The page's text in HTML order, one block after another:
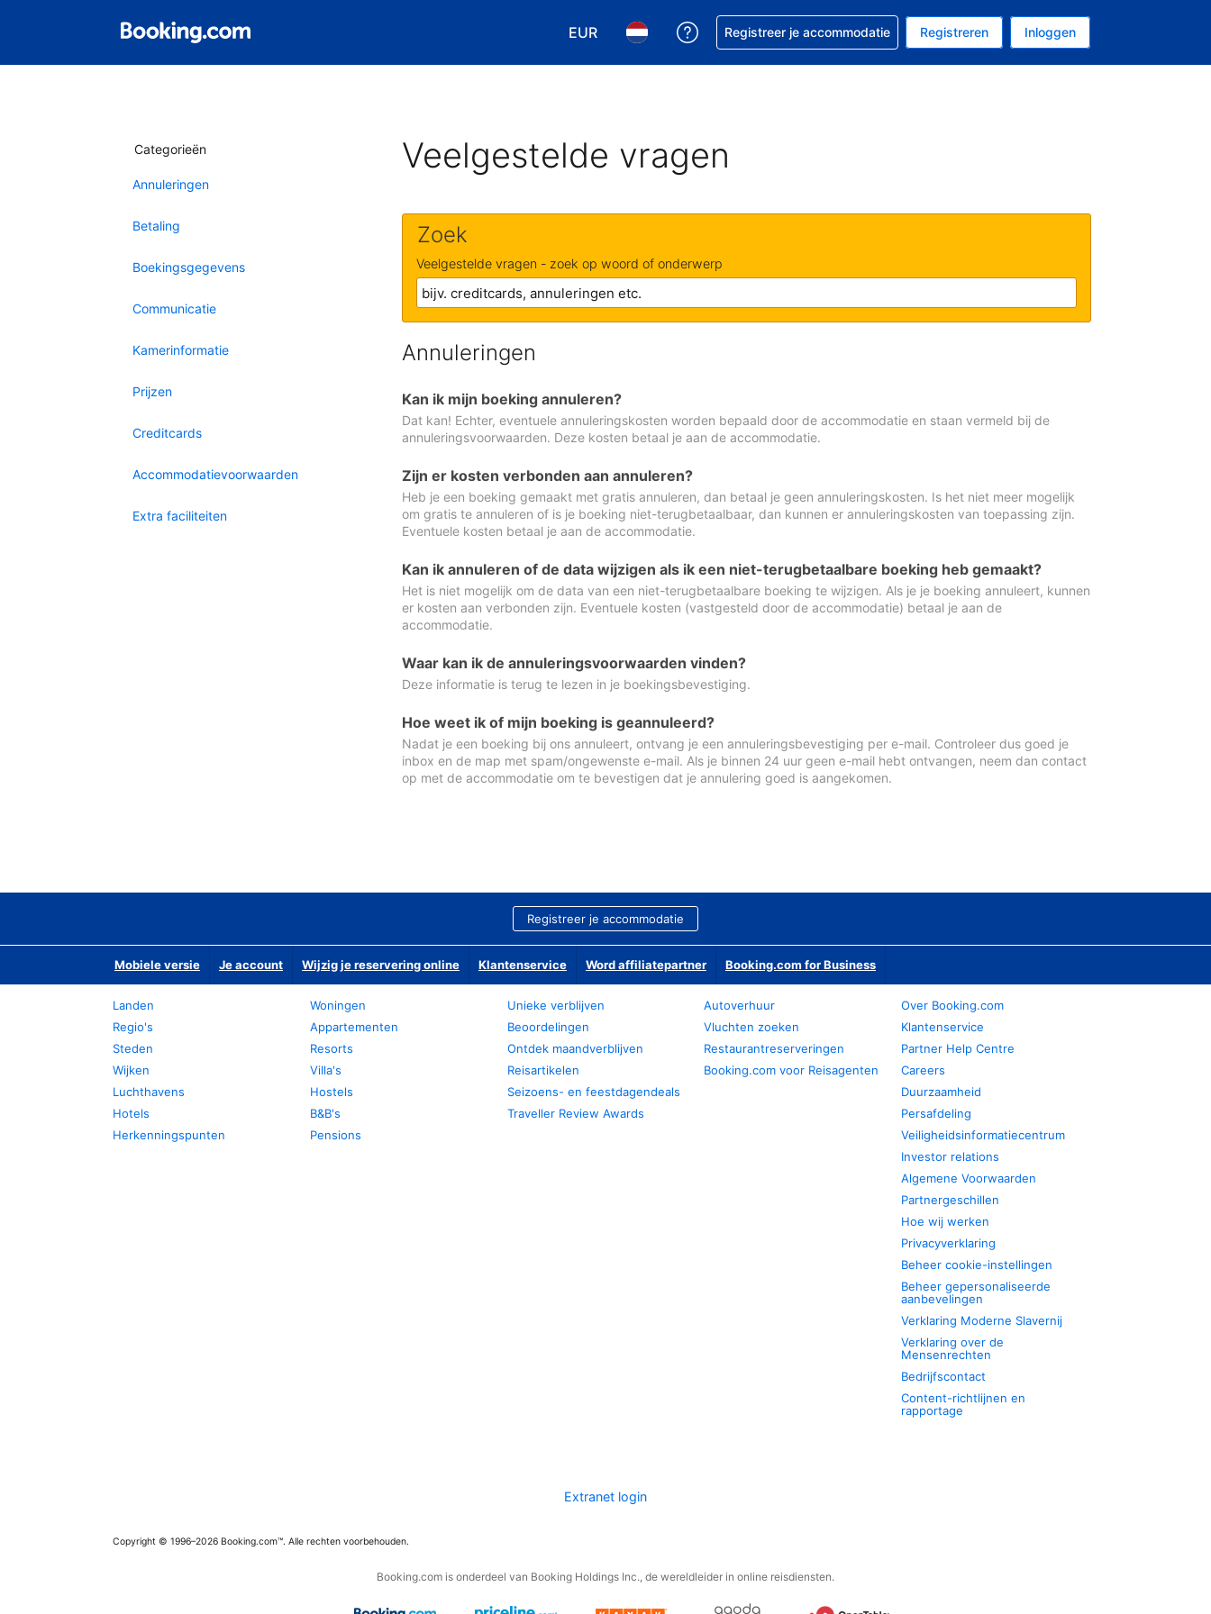
EUR
Kies je valuta. Je huidige valuta is EUR
Kies je taal. Je huidige taal is Nederlands
Krijg hulp bij je reservering
Registreer je accommodatie Registreren Inloggen
Categorieën
Annuleringen
Betaling
Boekingsgegevens
Communicatie
Kamerinformatie
Prijzen
Creditcards
Accommodatievoorwaarden
Extra faciliteiten
Veelgestelde vragen
Zoek
Veelgestelde vragen - zoek op woord of onderwerp
Annuleringen
Kan ik mijn boeking annuleren?
Dat kan! Echter, eventuele annuleringskosten worden bepaald door de accommodatie en staan vermeld bij de
annuleringsvoorwaarden. Deze kosten betaal je aan de accommodatie.
Zijn er kosten verbonden aan annuleren?
Heb je een boeking gemaakt met gratis annuleren, dan betaal je geen annuleringskosten. Is het niet meer mogelijk
om gratis te annuleren of is je boeking niet-terugbetaalbaar, dan kunnen er annuleringskosten van toepassing zijn.
Eventuele kosten betaal je aan de accommodatie.
Kan ik annuleren of de data wijzigen als ik een niet-terugbetaalbare boeking heb gemaakt?
Het is niet mogelijk om de data van een niet-terugbetaalbare boeking te wijzigen. Als je je boeking annuleert, kunnen
er kosten aan verbonden zijn. Eventuele kosten (vastgesteld door de accommodatie) betaal je aan de
accommodatie.
Waar kan ik de annuleringsvoorwaarden vinden?
Deze informatie is terug te lezen in je boekingsbevestiging.
Hoe weet ik of mijn boeking is geannuleerd?
Nadat je een boeking bij ons annuleert, ontvang je een annuleringsbevestiging per e-mail. Controleer dus goed je
inbox en de map met spam/ongewenste e-mail. Als je binnen 24 uur geen e-mail hebt ontvangen, neem dan contact
op met de accommodatie om te bevestigen dat je annulering goed is aangekomen.
Registreer je accommodatie
Mobiele versie Je account Wijzig je reservering online Klantenservice Word affiliatepartner Booking.com for Business
Landen
Regio's
Steden
Wijken
Luchthavens
Hotels
Herkenningspunten
Woningen
Appartementen
Resorts
Villa's
Hostels
B&B's
Pensions
Unieke verblijven
Beoordelingen
Ontdek maandverblijven
Reisartikelen
Seizoens- en feestdagendeals
Traveller Review Awards
Autoverhuur
Vluchten zoeken
Restaurantreserveringen
Booking.com voor Reisagenten
Over Booking.com
Klantenservice
Partner Help Centre
Careers
Duurzaamheid
Persafdeling
Veiligheidsinformatiecentrum
Investor relations
Algemene Voorwaarden
Partnergeschillen
Hoe wij werken
Privacyverklaring
Beheer cookie-instellingen
Beheer gepersonaliseerde
aanbevelingen
Verklaring Moderne Slavernij
Verklaring over de
Mensenrechten
Bedrijfscontact
Content-richtlijnen en
rapportage
Extranet login
Copyright © 1996–2026 Booking.com™. Alle rechten voorbehouden.
Booking.com is onderdeel van Booking Holdings Inc., de wereldleider in online reisdiensten.